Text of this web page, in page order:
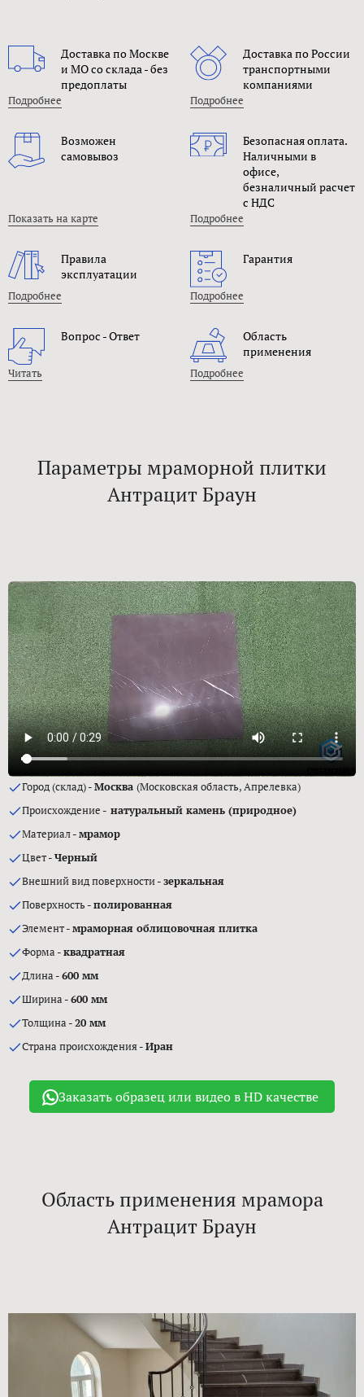
Доставка по Москве
и МО со склада - без
предоплаты
Подробнее
Доставка по России
транспортными
компаниями
Подробнее
Возможен
самовывоз
Показать на карте
Безопасная оплата.
Наличными в
офисе,
безналичный расчет
с НДС
Подробнее
Правила
эксплуатации
Подробнее
Гарантия
Подробнее
Вопрос - Ответ
Читать
Область
применения
Подробнее
Параметры мраморной плитки
Антрацит Браун
Город (склад) -Москва (Московская область, Апрелевка)
Происхождение - натуральный камень (природное)
Материал -мрамор
Цвет -Черный
Внешний вид поверхности -зеркальная
Поверхность -полированная
Элемент -мраморная облицовочная плитка
Форма -квадратная
Длина -600 мм
Ширина -600 мм
Толщина -20 мм
Страна происхождения -Иран
Заказать образец или видео в HD качестве
Область применения мрамора
Антрацит Браун